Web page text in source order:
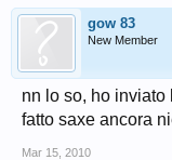
gow 83
New Member
nn lo so, ho inviato
fatto saxe ancora
Mar 15, 2010